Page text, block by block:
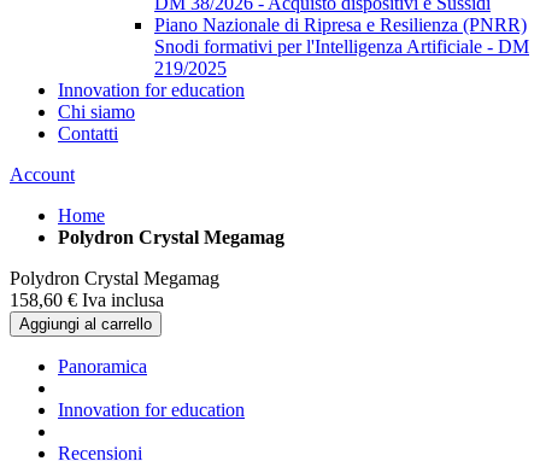
Piano Nazionale di Ripresa e Resilienza (PNRR)
Snodi formativi per l'Intelligenza Artificiale - DM
219/2025
Innovation for education
Chi siamo
Contatti
Account
Home
Polydron Crystal Megamag
Polydron Crystal Megamag
158,60 € Iva inclusa
Aggiungi al carrello
Panoramica
Innovation for education
Recensioni